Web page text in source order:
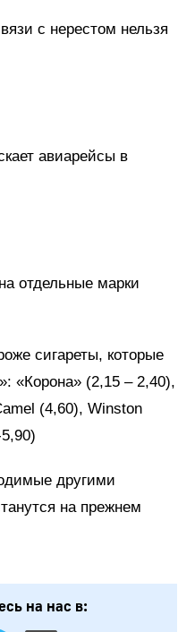
с нерестом нельзя
авиарейсы в
отдельные марки
сигареты, которые
«Корона» (2,15 – 2,40),
(4,60), Winston
другими
на прежнем
на нас в: